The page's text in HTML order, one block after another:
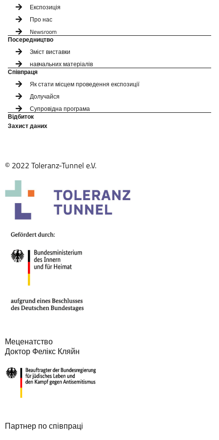
Експозиція
Про нас
Newsroom
Посередництво
Зміст виставки
навчальних матеріалів
Співпраця
Як стати місцем проведення експозиції
Долучайся
Супровідна програма
Відбиток
Захист даних
© 2022 Toleranz-Tunnel e.V.
Меценатство
Доктор Фелікс Кляйн
Партнер по співпраці